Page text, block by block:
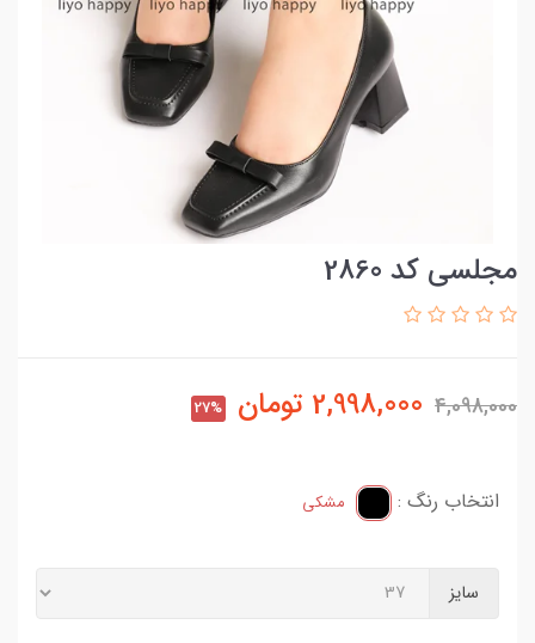
مجلسی کد 2860
4,098,000
2,998,000 تومان 27%
انتخاب رنگ : مشکی
سایز